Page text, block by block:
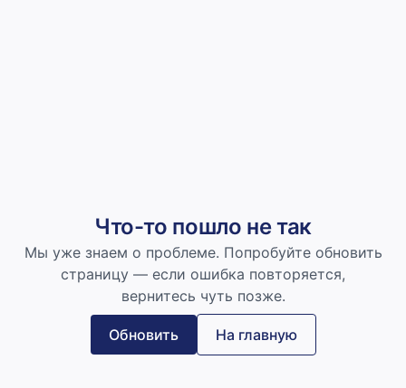
Что-то пошло не так
Мы уже знаем о проблеме. Попробуйте обновить
страницу — если ошибка повторяется,
вернитесь чуть позже.
Обновить На главную